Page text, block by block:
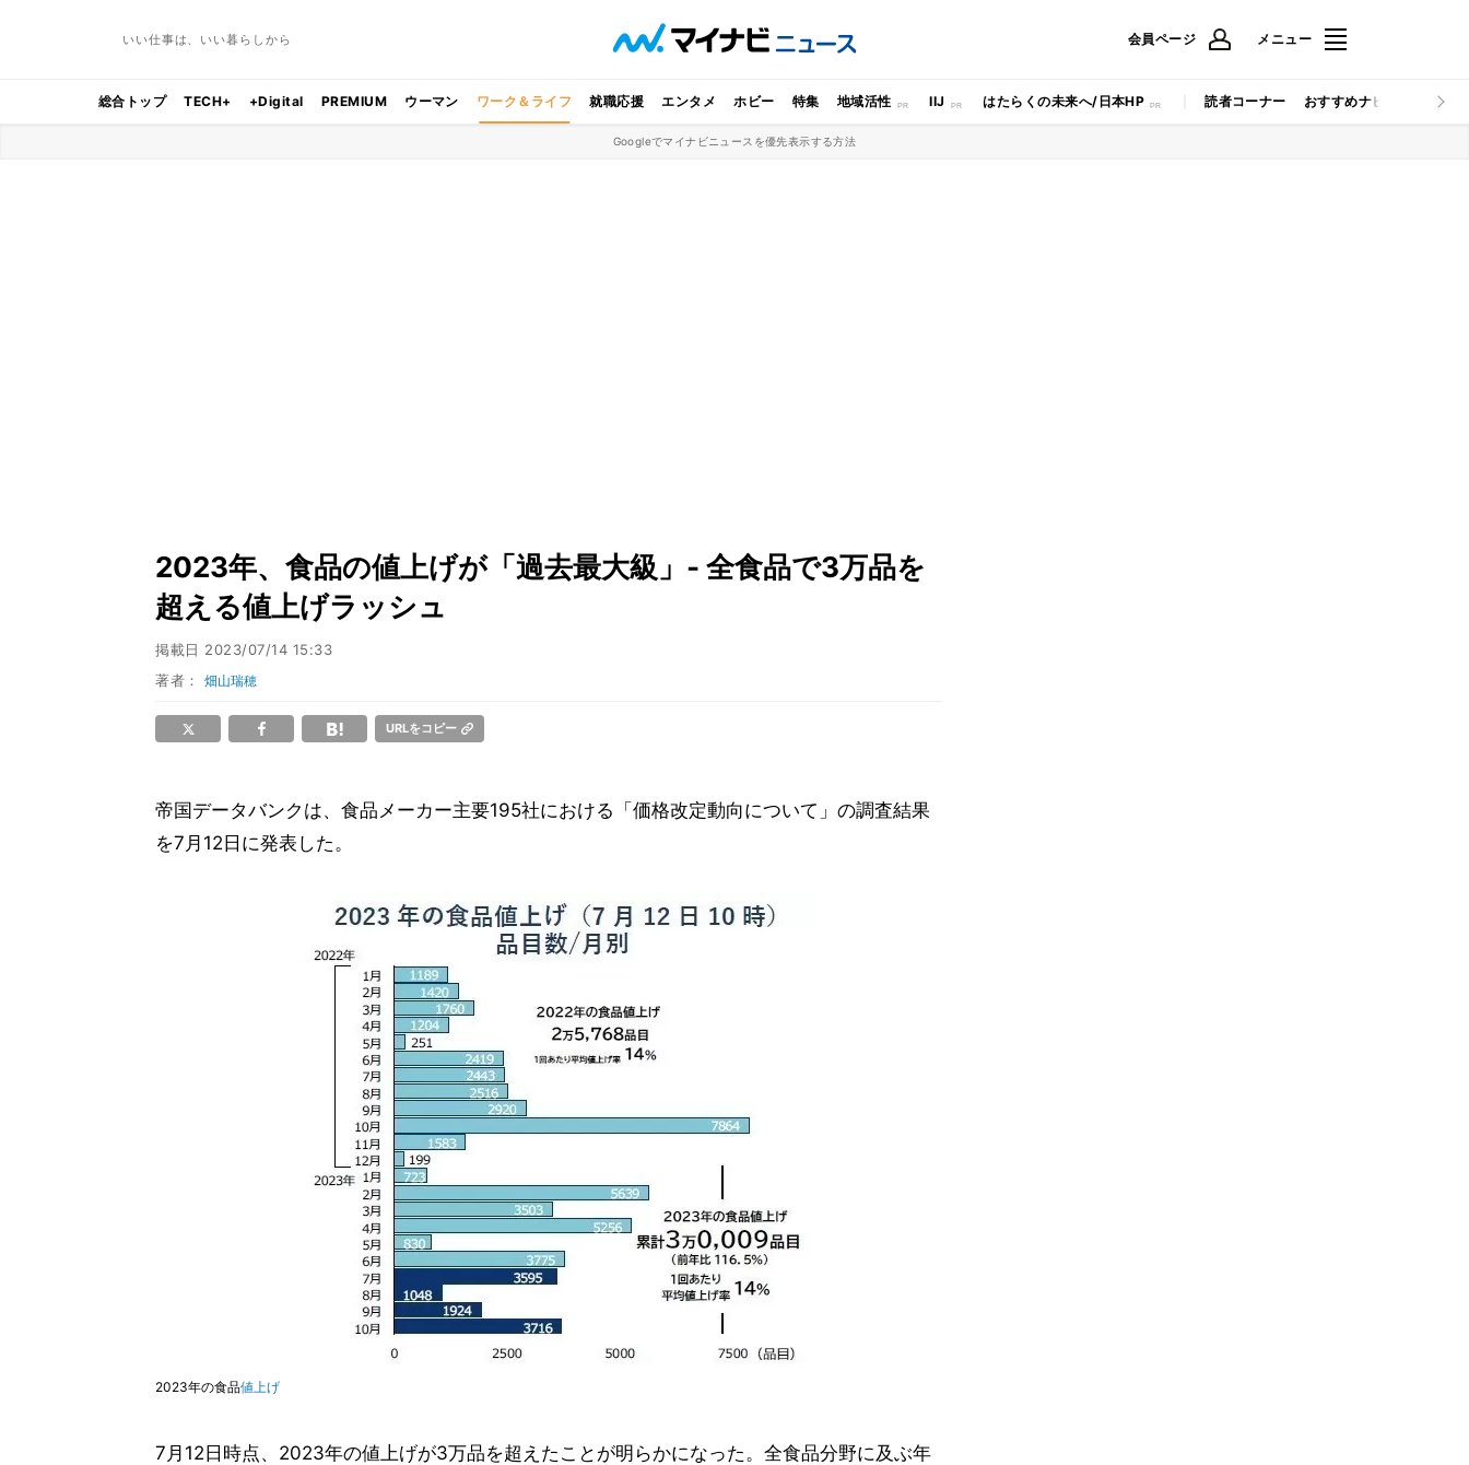
いい仕事は、いい暮らしから 会員ページ メニュー
総合トップ TECH+ +Digital PREMIUM ウーマン ワーク＆ライフ 就職応援 エンタメ ホビー 特集 地域活性 IIJ はたらくの未来へ/日本HP 読者コーナー おすすめナビ マイナビ
Googleでマイナビニュースを優先表示する方法
2023年、食品の値上げが「過去最大級」- 全食品で3万品を
超える値上げラッシュ
掲載日 2023/07/14 15:33
著者：畑山瑞穂
URLをコピー
帝国データバンクは、食品メーカー主要195社における「価格改定動向について」の調査結果
を7月12日に発表した。
2023年の食品値上げ
7月12日時点、2023年の値上げが3万品を超えたことが明らかになった。全食品分野に及ぶ年